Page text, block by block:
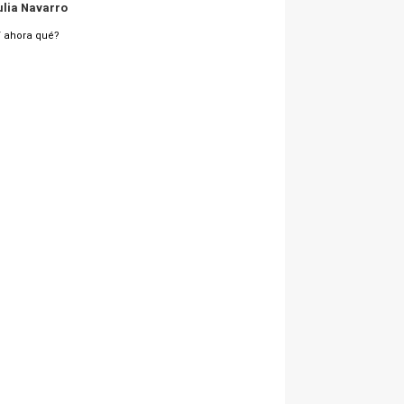
Navarro
ahora qué?